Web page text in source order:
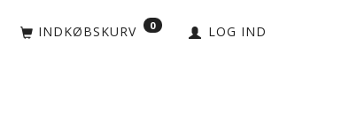
LOG IND
INDKØBSKURV 0